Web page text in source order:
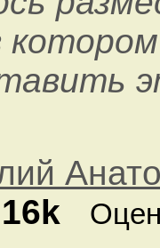
16k